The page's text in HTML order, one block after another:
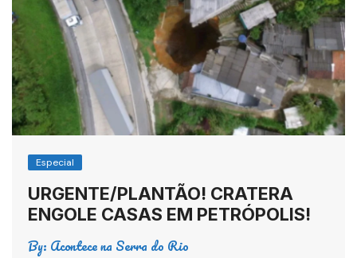
Especial
URGENTE/PLANTÃO! CRATERA
ENGOLE CASAS EM PETRÓPOLIS!
By: Acontece na Serra do Rio